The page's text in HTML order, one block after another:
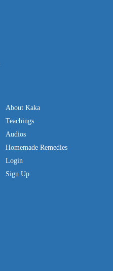
About Kaka
Teachings
Audios
Homemade Remedies
Login
Sign Up